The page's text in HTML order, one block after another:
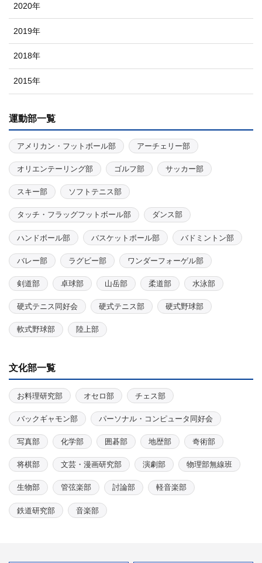
2020年
2019年
2018年
2015年
運動部一覧
アメリカン・フットボール部 アーチェリー部
オリエンテーリング部 ゴルフ部 サッカー部
スキー部 ソフトテニス部
タッチ・フラッグフットボール部 ダンス部
ハンドボール部 バスケットボール部 バドミントン部
バレー部 ラグビー部 ワンダーフォーゲル部
剣道部 卓球部 山岳部 柔道部 水泳部
硬式テニス同好会 硬式テニス部 硬式野球部
軟式野球部 陸上部
文化部一覧
お料理研究部 オセロ部 チェス部
バックギャモン部 パーソナル・コンピュータ同好会
写真部 化学部 囲碁部 地歴部 奇術部
将棋部 文芸・漫画研究部 演劇部 物理部無線班
生物部 管弦楽部 討論部 軽音楽部
鉄道研究部 音楽部